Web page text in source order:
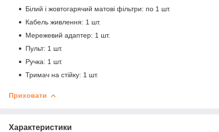
Білий і жовтогарячий матові фільтри: по 1 шт.
Кабель живлення: 1 шт.
Мережевий адаптер: 1 шт.
Пульт: 1 шт.
Ручка: 1 шт.
Тримач на стійку: 1 шт.
Приховати
Характеристики